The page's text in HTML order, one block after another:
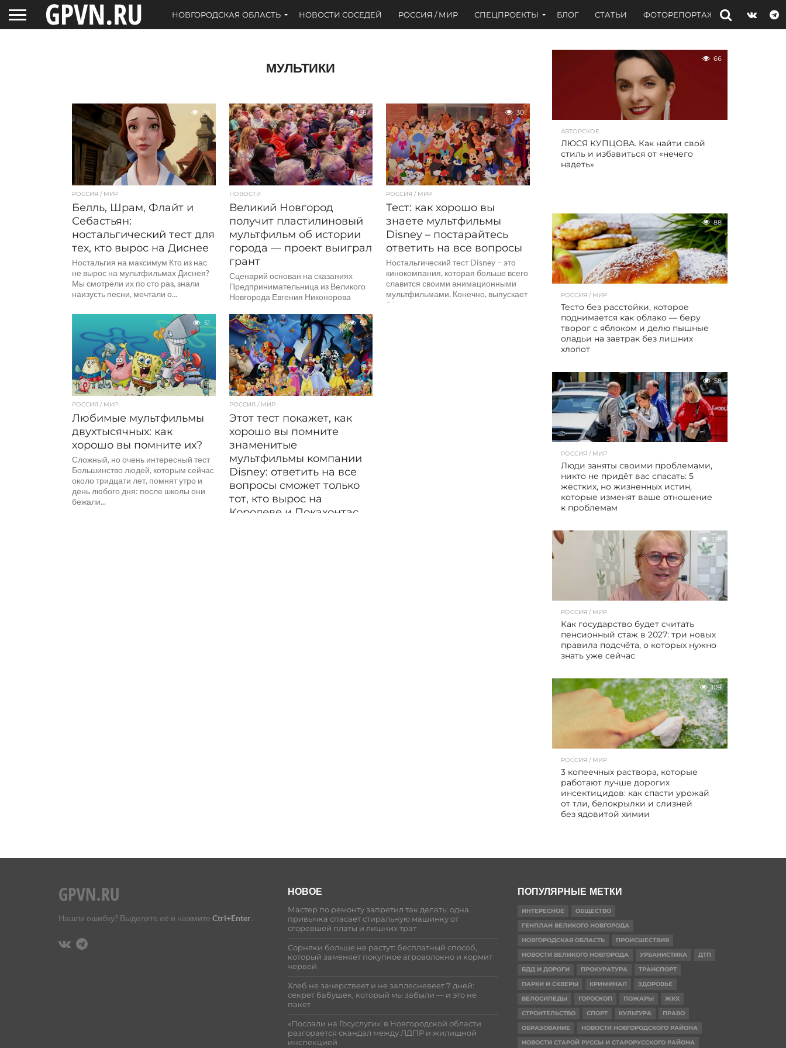
НОВГОРОДСКАЯ ОБЛАСТЬ НОВОСТИ СОСЕДЕЙ РОССИЯ / МИР СПЕЦПРОЕКТЫ БЛОГ СТАТЬИ ФОТОРЕПОРТАЖИ ИНТЕРВЬЮ
МУЛЬТИКИ
24
РОССИЯ / МИР
Белль, Шрам, Флайт и
Себастьян:
ностальгический тест для
тех, кто вырос на Диснее
Ностальгия на максимум Кто из нас
не вырос на мультфильмах Диснея?
Мы смотрели их по сто раз, знали
наизусть песни, мечтали о...
58
НОВОСТИ
Великий Новгород
получит пластилиновый
мультфильм об истории
города — проект выиграл
грант
Сценарий основан на сказаниях
Предпринимательница из Великого
Новгорода Евгения Никонорова
конкурса Президентского фонда
культурных инициатив. Деньги
направят на производство...
30
РОССИЯ / МИР
Тест: как хорошо вы
знаете мультфильмы
Disney – постарайтесь
ответить на все вопросы
Ностальгический тест Disney – это
кинокомпания, которая больше всего
славится своими анимационными
мультфильмами. Конечно, выпускает
Disney и кинохиты, например –
51
РОССИЯ / МИР
Любимые мультфильмы
двухтысячных: как
хорошо вы помните их?
Сложный, но очень интересный тест
Большинство людей, которым сейчас
около тридцати лет, помнят утро и
день любого дня: после школы они
бежали...
52
РОССИЯ / МИР
Этот тест покажет, как
хорошо вы помните
знаменитые
мультфильмы компании
Disney: ответить на все
вопросы сможет только
тот, кто вырос на
Королеве и Покахонтас
66
АВТОРСКОЕ
ЛЮСЯ КУПЦОВА. Как найти свой
стиль и избавиться от «нечего
надеть»
88
РОССИЯ / МИР
Тесто без расстойки, которое
поднимается как облако — беру
творог с яблоком и делю пышные
оладьи на завтрак без лишних
хлопот
58
РОССИЯ / МИР
Люди заняты своими проблемами,
никто не придёт вас спасать: 5
жёстких, но жизненных истин,
которые изменят ваше отношение
к проблемам
138
РОССИЯ / МИР
Как государство будет считать
пенсионный стаж в 2027: три новых
правила подсчёта, о которых нужно
знать уже сейчас
109
РОССИЯ / МИР
3 копеечных раствора, которые
работают лучше дорогих
инсектицидов: как спасти урожай
от тли, белокрылки и слизней
без ядовитой химии
Нашли ошибку? Выделите её и нажмите Ctrl+Enter.
НОВОЕ
Мастер по ремонту запретил так делать: одна
привычка спасает стиральную машинку от
сгоревшей платы и лишних трат
Сорняки больше не растут: бесплатный способ,
который заменяет покупное агроволокно и кормит
червей
Хлеб не зачерствеет и не заплесневеет 7 дней:
секрет бабушек, который мы забыли — и это не
пакет
«Послали на Госуслуги»: в Новгородской области
разгорается скандал между ЛДПР и жилищной
инспекцией
ПОПУЛЯРНЫЕ МЕТКИ
ИНТЕРЕСНОЕ
ОБЩЕСТВО
ГЕНПЛАН ВЕЛИКОГО НОВГОРОДА
НОВГОРОДСКАЯ ОБЛАСТЬ
ПРОИСШЕСТВИЯ
НОВОСТИ ВЕЛИКОГО НОВГОРОДА
УРБАНИСТИКА
ДТП
БДД И ДОРОГИ
ПРОКУРАТУРА
ТРАНСПОРТ
ПАРКИ И СКВЕРЫ
КРИМИНАЛ
ЗДОРОВЬЕ
ВЕЛОСИПЕДЫ
ГОРОСКОП ПОЖАРЫ
ЖКХ
СТРОИТЕЛЬСТВО
СПОРТ КУЛЬТУРА
ПРАВО
ОБРАЗОВАНИЕ
НОВОСТИ НОВГОРОДСКОГО РАЙОНА
НОВОСТИ СТАРОЙ РУССЫ И СТАРОРУССКОГО РАЙОНА